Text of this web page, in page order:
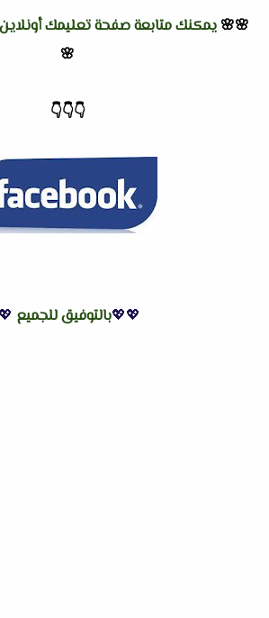
🌸🌸 يمكنك متابعة صفحة تعليمك
🌸
👇
👇
👇
💖💖بالتوفيق للجميع